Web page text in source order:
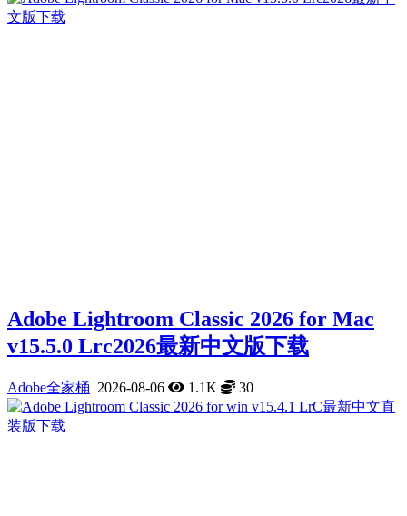
Adobe Lightroom Classic 2026 for Mac
v15.5.0 Lrc2026最新中文版下载
Adobe全家桶 2026-08-06 1.1K 30